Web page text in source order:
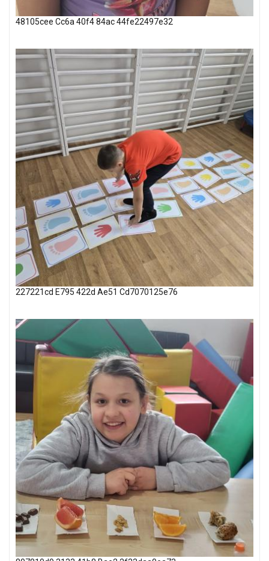
48105cee Cc6a 40f4 84ac 44fe22497e32
227221cd E795 422d Ae51 Cd7070125e76